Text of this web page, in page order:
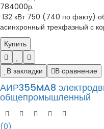
784000р.
132 кВт 750 (740 по факту)
асинхронный трехфазный с
Купить
В закладки В сравнение
АИР355MA8
общепромышленный
(0)